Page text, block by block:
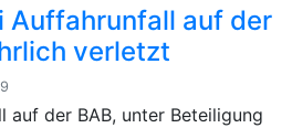
Auffahrunfall auf der
verletzt
auf der BAB, unter Beteiligung